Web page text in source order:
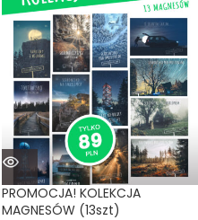
PROMOCJA! KOLEKCJA
MAGNESÓW (13szt)